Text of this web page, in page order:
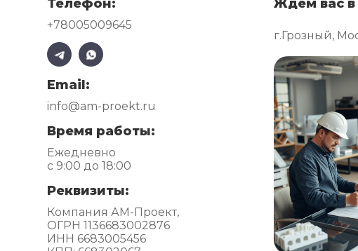
Телефон:
+78005009645
Email:
info@am-proekt.ru
Время работы:
Ежедневно
с 9:00 до 18:00
Реквизиты:
Компания АМ-Проект,
ОГРН 1136683002876
ИНН 6683005456
Ждем вас
г.Грозный,